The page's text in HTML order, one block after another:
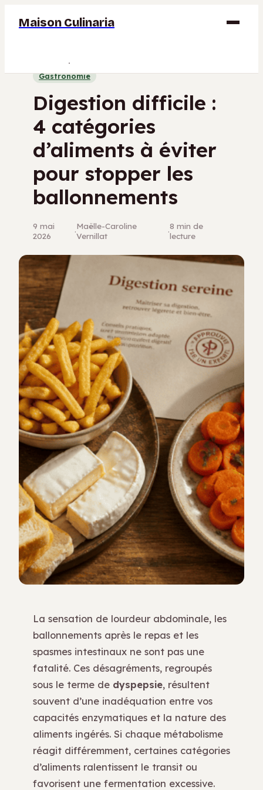
Maison Culinaria
Gastronomie
Gastronomie
Digestion difficile :
4 catégories
d’aliments à éviter
pour stopper les
ballonnements
9 mai
2026
·Maëlle-Caroline
Vernillat
·8 min de
lecture
La sensation de lourdeur abdominale, les
ballonnements après le repas et les
spasmes intestinaux ne sont pas une
fatalité. Ces désagréments, regroupés
sous le terme de dyspepsie, résultent
souvent d’une inadéquation entre vos
capacités enzymatiques et la nature des
aliments ingérés. Si chaque métabolisme
réagit différemment, certaines catégories
d’aliments ralentissent le transit ou
favorisent une fermentation excessive.